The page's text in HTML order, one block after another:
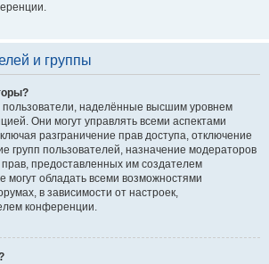
и группы
наделённые высшим уровнем
Они могут управлять всеми аспектами
разграничение прав доступа, отключение
групп пользователей, назначение модераторов
прав, предоставленных им создателем
могут обладать всеми возможностями
в зависимости от настроек,
конференции.